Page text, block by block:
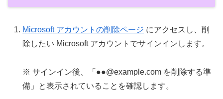
Microsoft アカウントの削除ページ にアクセスし、削
除したい Microsoft アカウントでサインインします。
※ サインイン後、「●●@example.com を削除する準
備」と表示されていることを確認します。